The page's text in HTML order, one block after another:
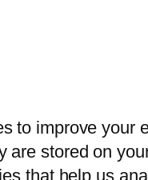
to improve your
are stored on
that help us